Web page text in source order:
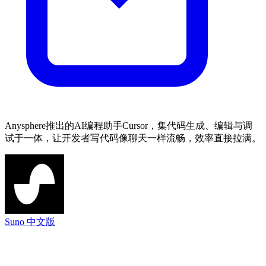
Anysphere推出的AI编程助手Cursor，集代码生成、编辑与调
试于一体，让开发者写代码像聊天一样流畅，效率直接拉满。
Suno 中文版